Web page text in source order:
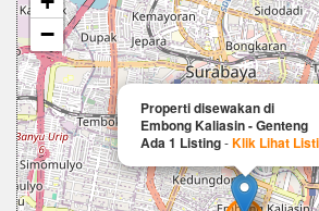
Properti disewakan di
Embong Kaliasin - Genteng
Ada 1 Listing-Klik Lihat
−